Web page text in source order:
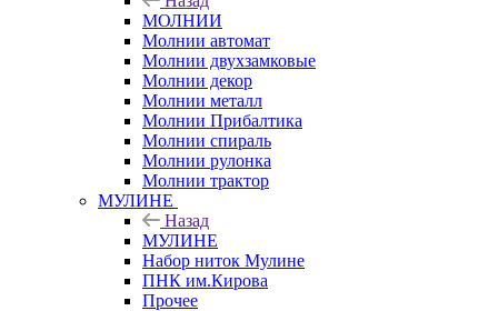
МОЛНИИ
Молнии автомат
Молнии двухзамковые
Молнии декор
Молнии металл
Молнии Прибалтика
Молнии спираль
Молнии рулонка
Молнии трактор
МУЛИНЕ
Назад
МУЛИНЕ
Набор ниток Мулине
ПНК им.Кирова
Прочее